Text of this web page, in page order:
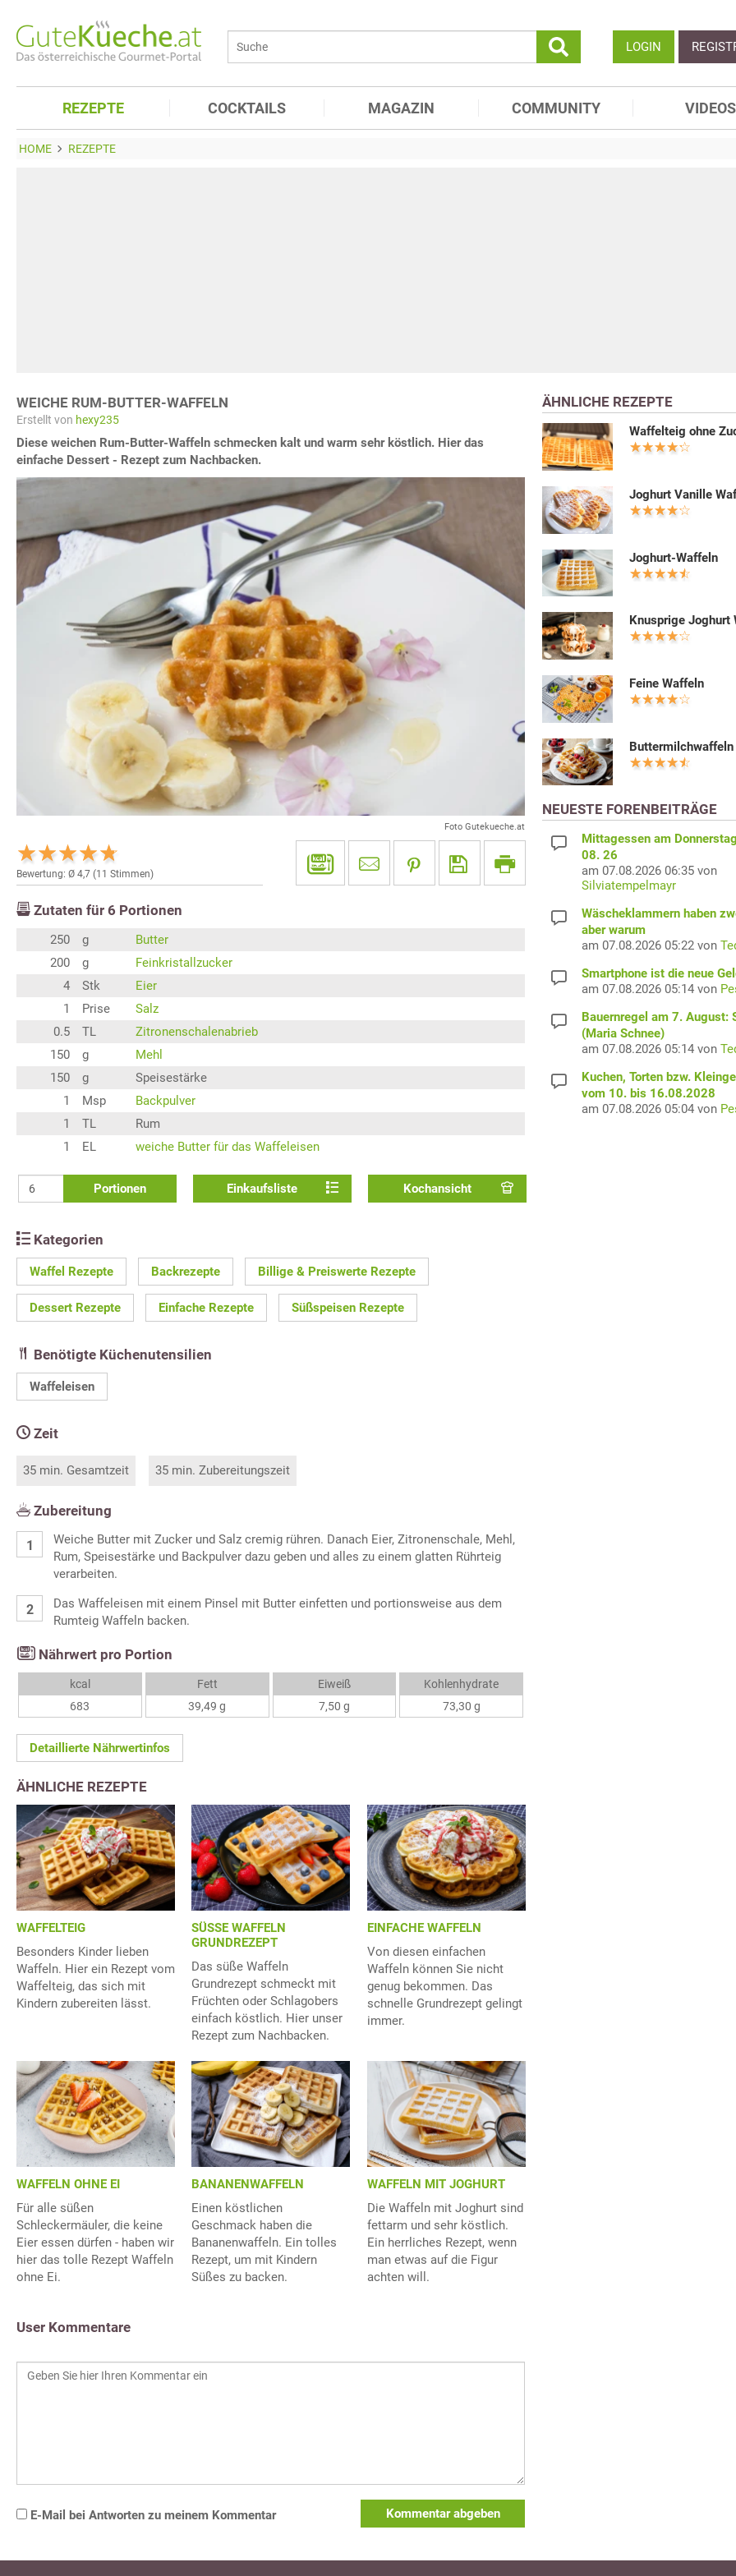
LOGIN
REZEPTE COCKTAILS MAGAZIN COMMUNITY VIDEOS
HOME REZEPTE
WEICHE RUM-BUTTER-WAFFELN
Erstellt von hexy235
Diese weichen Rum-Butter-Waffeln schmecken kalt und warm sehr köstlich. Hier das
einfache Dessert - Rezept zum Nachbacken.
Foto Gutekueche.at
Bewertung: Ø 4,7 (11 Stimmen)
Zutaten für 6 Portionen
250 g
Butter
200
g
Feinkristallzucker
4
Stk
Eier
1
Prise
Salz
0.5
TL
Zitronenschalenabrieb
150
g
Mehl
150
g
Speisestärke
1
Msp
Backpulver
1
TL
Rum
1
EL weiche Butter für das Waffeleisen
Portionen Einkaufsliste Kochansicht
Kategorien
Waffel Rezepte Backrezepte Billige & Preiswerte Rezepte
Dessert Rezepte Einfache Rezepte Süßspeisen Rezepte
Benötigte Küchenutensilien
Waffeleisen
Zeit
35 min. Gesamtzeit 35 min. Zubereitungszeit
Zubereitung
Weiche Butter mit Zucker und Salz cremig rühren. Danach Eier, Zitronenschale, Mehl,
Rum, Speisestärke und Backpulver dazu geben und alles zu einem glatten Rührteig
verarbeiten.
Das Waffeleisen mit einem Pinsel mit Butter einfetten und portionsweise aus dem
Rumteig Waffeln backen.
Nährwert pro Portion
kcal
683
Fett
39,49 g
Eiweiß
7,50 g
Kohlenhydrate
73,30 g
Detaillierte Nährwertinfos
ÄHNLICHE REZEPTE
WAFFELTEIG
Besonders Kinder lieben
Waffeln. Hier ein Rezept vom
Waffelteig, das sich mit
Kindern zubereiten lässt.
SÜSSE WAFFELN
GRUNDREZEPT
Das süße Waffeln
Grundrezept schmeckt mit
Früchten oder Schlagobers
einfach köstlich. Hier unser
Rezept zum Nachbacken.
EINFACHE WAFFELN
Von diesen einfachen
Waffeln können Sie nicht
genug bekommen. Das
schnelle Grundrezept gelingt
immer.
WAFFELN OHNE EI
Für alle süßen
Schleckermäuler, die keine
Eier essen dürfen - haben wir
hier das tolle Rezept Waffeln
ohne Ei.
BANANENWAFFELN
Einen köstlichen
Geschmack haben die
Bananenwaffeln. Ein tolles
Rezept, um mit Kindern
Süßes zu backen.
WAFFELN MIT JOGHURT
Die Waffeln mit Joghurt sind
fettarm und sehr köstlich.
Ein herrliches Rezept, wenn
man etwas auf die Figur
achten will.
User Kommentare
E-Mail bei Antworten zu meinem Kommentar Kommentar abgeben
ÄHNLICHE REZEPTE
Waffelteig ohne
Joghurt Vanille
Joghurt-Waffeln
Knusprige Joghurt
Feine Waffeln
Buttermilchwaffeln
NEUESTE FORENBEITRÄGE
Mittagessen am
08. 26
am 07.08.2026 06:35 von
Silviatempelmayr
Wäscheklammern haben
aber warum
am 07.08.2026 05:22 von
Smartphone ist die neue
am 07.08.2026 05:14 von
Bauernregel am 7. August:
(Maria Schnee)
am 07.08.2026 05:14 von
Kuchen, Torten bzw.
vom 10. bis 16.08.2028
am 07.08.2026 05:04 von